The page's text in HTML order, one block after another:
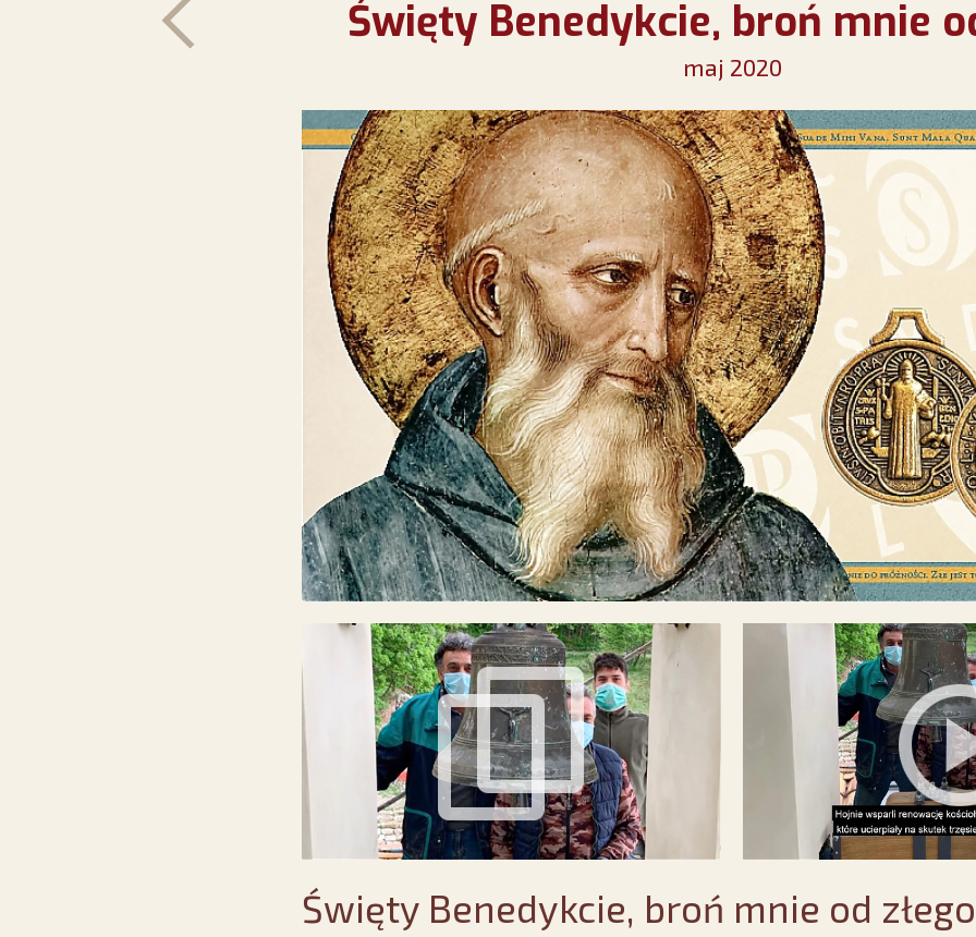
Święty Benedykcie, broń mnie
maj 2020
Święty Benedykcie, broń mnie od